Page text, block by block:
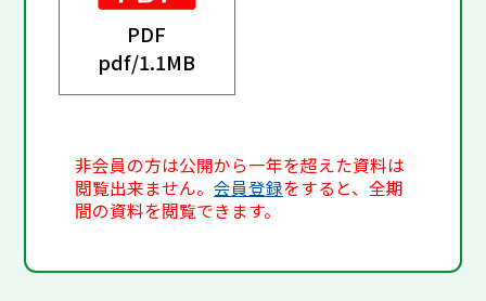
PDF
pdf/1.1MB
非会員の方は公開から一年を超えた資料は
閲覧出来ません。会員登録をすると、全期
間の資料を閲覧できます。